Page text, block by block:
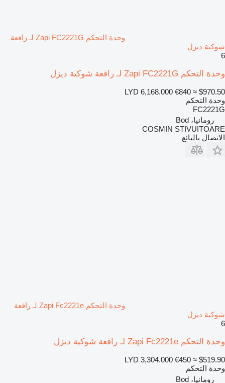
وحدة التحكم Zapi FC2221G لـ رافعة
شوكية ديزل
6
وحدة التحكم Zapi FC2221G لـ رافعة شوكية ديزل
LYD 6,168.000 €840 ≈ $970.50
وحدة التحكم
FC2221G
رومانيا، Bod
COSMIN STIVUITOARE
الاتصال بالبائع
وحدة التحكم Zapi Fc2221e لـ رافعة
شوكية ديزل
6
وحدة التحكم Zapi Fc2221e لـ رافعة شوكية ديزل
LYD 3,304.000 €450 ≈ $519.90
وحدة التحكم
رومانيا، Bod